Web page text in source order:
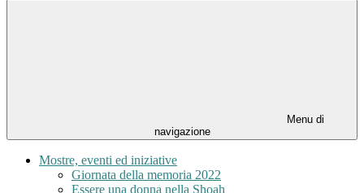
Menu di
navigazione
Mostre, eventi ed iniziative
Giornata della memoria 2022
Essere una donna nella Shoah